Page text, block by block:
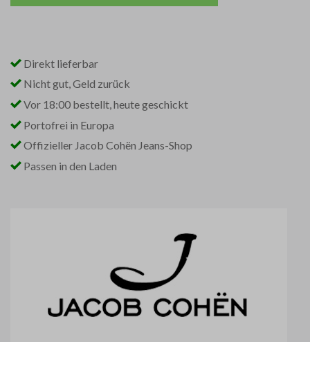
Direkt lieferbar
Nicht gut, Geld zurück
Vor 18:00 bestellt, heute geschickt
Portofrei in Europa
Offizieller Jacob Cohën Jeans-Shop
Passen in den Laden